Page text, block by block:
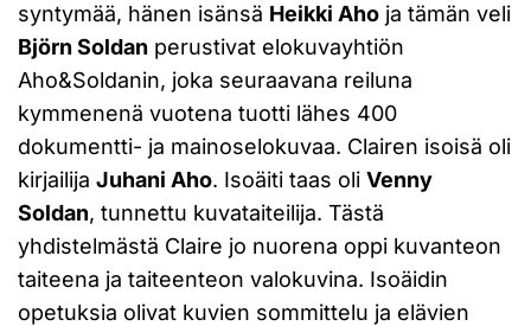
syntymää, hänen isänsä Heikki Aho ja tämän veli
Björn Soldan perustivat elokuvayhtiön
Aho&Soldanin, joka seuraavana reiluna
kymmenenä vuotena tuotti lähes 400
dokumentti- ja mainoselokuvaa. Clairen isoisä oli
kirjailija Juhani Aho. Isoäiti taas oli Venny
Soldan, tunnettu kuvataiteilija. Tästä
yhdistelmästä Claire jo nuorena oppi kuvanteon
taiteena ja taiteenteon valokuvina. Isoäidin
opetuksia olivat kuvien sommittelu ja elävien